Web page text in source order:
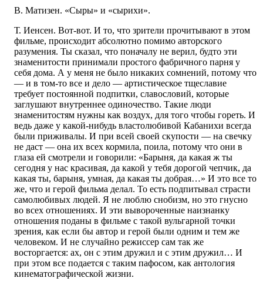
В. Матизен. «Сыры» и «сырихи».
Т. Иенсен. Вот-вот. И то, что зрители прочитывают в этом
фильме, происходит абсолютно помимо авторского
разумения. Ты сказал, что поначалу не верил, будто эти
знаменитости принимали простого фабричного парня у
себя дома. А у меня не было никаких сомнений, потому что
— и в том-то все и дело — артистическое тщеславие
требует постоянной подпитки, славословий, которые
заглушают внутреннее одиночество. Такие люди
знаменитостям нужны как воздух, для того чтобы гореть. И
ведь даже у какой-нибудь властолюбивой Кабанихи всегда
были приживалы. И при всей своей скупости — на свечку
не даст — она их всех кормила, поила, потому что они в
глаза ей смотрели и говорили: «Барыня, да какая ж ты
сегодня у нас красивая, да какой у тебя дорогой чепчик, да
какая ты, барыня, умная, да какая ты добрая…» И это все то
же, что и герой фильма делал. То есть подпитывал страсти
самолюбивых людей. Я не люблю снобизм, но это гнусно
во всех отношениях. И эти вывороченные наизнанку
отношения поданы в фильме с такой вульгарной точки
зрения, как если бы автор и герой были одним и тем же
человеком. И не случайно режиссер сам так же
восторгается: ах, он с этим дружил и с этим дружил… И
при этом все подается с таким пафосом, как антология
кинематографической жизни.